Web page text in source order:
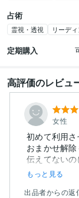
占術
霊視・透視 リーデ
定期購入
高評価のレビュ
女性
初めて利用
おまかせ解
伝えてない
もっと見る
出品者からの返